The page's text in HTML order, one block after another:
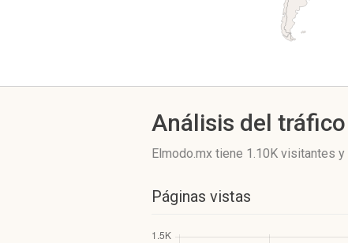
Análisis del tráfico
Elmodo.mx tiene 1.10K visitantes y
Páginas vistas